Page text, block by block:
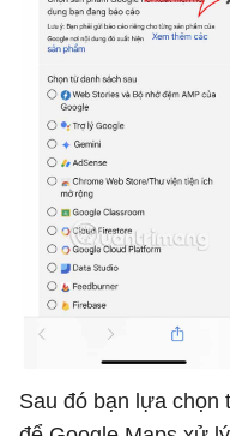
Sau đó bạn lựa chọn